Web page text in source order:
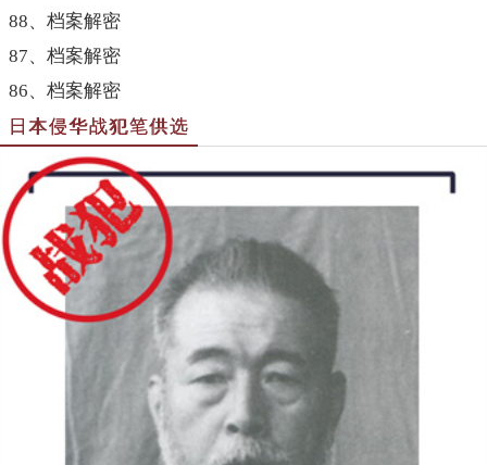
88、档案解密
87、档案解密
86、档案解密
日本侵华战犯笔供选